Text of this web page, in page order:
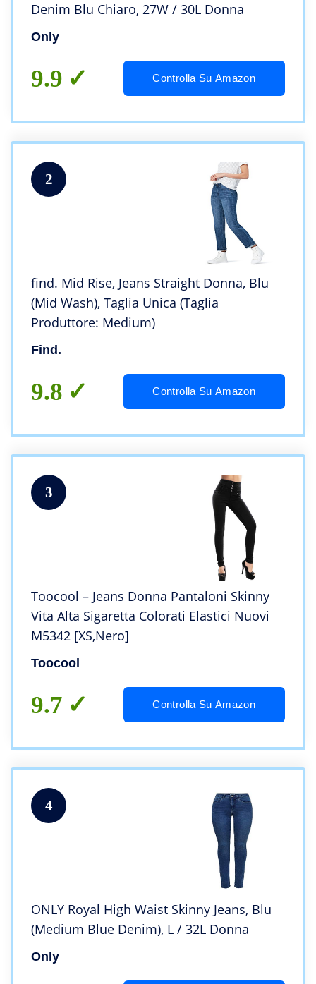
Denim Blu Chiaro, 27W / 30L Donna
Only
9.9 Controlla Su Amazon
2
find. Mid Rise, Jeans Straight Donna, Blu
(Mid Wash), Taglia Unica (Taglia
Produttore: Medium)
Find.
9.8 Controlla Su Amazon
3
Toocool – Jeans Donna Pantaloni Skinny
Vita Alta Sigaretta Colorati Elastici Nuovi
M5342 [XS,Nero]
Toocool
9.7 Controlla Su Amazon
4
ONLY Royal High Waist Skinny Jeans, Blu
(Medium Blue Denim), L / 32L Donna
Only